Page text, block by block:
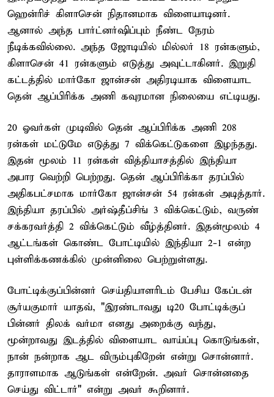
ஹென்ரிச் கிளாசென் நிதானமாக விளையாடினர்.
ஆனால் அந்த பார்ட்னர்ஷிப்பும் நீண்ட நேரம்
நீடிக்கவில்லை. அந்த ஜோடியில் மில்லர் 18 ரன்களும்,
கிளாசென் 41 ரன்களும் எடுத்து அவுட்டாகினர். இறுதி
கட்டத்தில் மார்கோ ஜான்சன் அதிரடியாக விளையாட
தென் ஆப்பிரிக்க அணி கவுரமான நிலையை எட்டியது.
20 ஓவர்கள் முடிவில் தென் ஆப்பிரிக்க அணி 208
ரன்கள் மட்டுமே எடுத்து 7 விக்கெட்டுகளை இழந்தது.
இதன் மூலம் 11 ரன்கள் வித்தியாசத்தில் இந்தியா
அபார வெற்றி பெற்றது. தென் ஆப்பிரிக்கா தரப்பில்
அதிகபட்சமாக மார்கோ ஜான்சன் 54 ரன்கள் அடித்தார்.
இந்தியா தரப்பில் அர்ஷ்தீப்சிங் 3 விக்கெட்டும், வருண்
சக்கரவர்த்தி 2 விக்கெட்டும் வீழ்த்தினர். இதன்மூலம் 4
ஆட்டங்கள் கொண்ட போட்டியில் இந்தியா 2-1 என்ற
புள்ளிக்கணக்கில் முன்னிலை பெற்றுள்ளது.
போட்டிக்குப்பின்னர் செய்தியாளரிடம் பேசிய கேப்டன்
சூர்யகுமார் யாதவ், "இரண்டாவது டி20 போட்டிக்குப்
பின்னர் திலக் வர்மா எனது அறைக்கு வந்து,
மூன்றாவது இடத்தில் விளையாட வாய்ப்பு கொடுங்கள்,
நான் நன்றாக ஆட விரும்புகிறேன் என்று சொன்னார்.
தாராளமாக ஆடுங்கள் என்றேன். அவர் சொன்னதை
செய்து விட்டார்" என்று அவர் கூறினார்.